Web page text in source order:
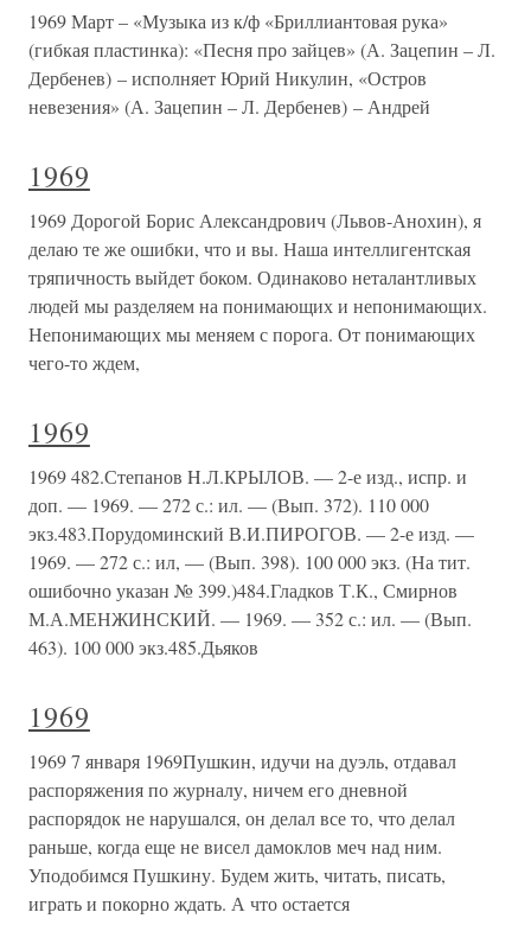
1969 Март – «Музыка из к/ф «Бриллиантовая рука»
(гибкая пластинка): «Песня про зайцев» (А. Зацепин – Л.
Дербенев) – исполняет Юрий Никулин, «Остров
невезения» (А. Зацепин – Л. Дербенев) – Андрей
1969
1969 Дорогой Борис Александрович (Львов-Анохин), я
делаю те же ошибки, что и вы. Наша интеллигентская
тряпичность выйдет боком. Одинаково неталантливых
людей мы разделяем на понимающих и непонимающих.
Непонимающих мы меняем с порога. От понимающих
чего-то ждем,
1969
1969 482.Степанов H.Л.КРЫЛОВ. — 2-е изд., испр. и
доп. — 1969. — 272 с.: ил. — (Вып. 372). 110 000
экз.483.Порудоминский В.И.ПИРОГОВ. — 2-е изд. —
1969. — 272 с.: ил, — (Вып. 398). 100 000 экз. (На тит.
ошибочно указан № 399.)484.Гладков Т.К., Смирнов
М.А.МЕНЖИНСКИЙ. — 1969. — 352 с.: ил. — (Вып.
463). 100 000 экз.485.Дьяков
1969
1969 7 января 1969Пушкин, идучи на дуэль, отдавал
распоряжения по журналу, ничем его дневной
распорядок не нарушался, он делал все то, что делал
раньше, когда еще не висел дамоклов меч над ним.
Уподобимся Пушкину. Будем жить, читать, писать,
играть и покорно ждать. А что остается